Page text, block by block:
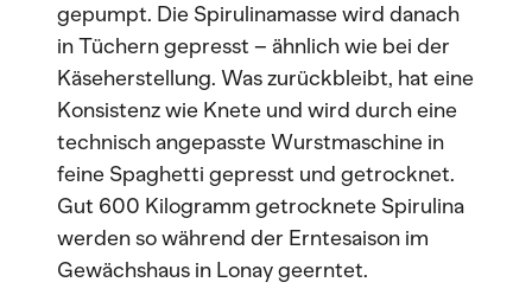
gepumpt. Die Spirulinamasse wird danach
in Tüchern gepresst – ähnlich wie bei der
Käseherstellung. Was zurückbleibt, hat eine
Konsistenz wie Knete und wird durch eine
technisch angepasste Wurstmaschine in
feine Spaghetti gepresst und getrocknet.
Gut 600 Kilogramm getrocknete Spirulina
werden so während der Erntesaison im
Gewächshaus in Lonay geerntet.